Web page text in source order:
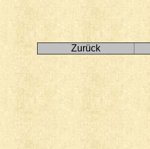
Zurück